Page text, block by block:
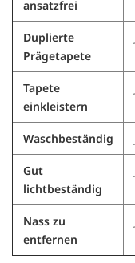
ansatzfrei
Duplierte
Prägetapete
Tapete
einkleistern
Waschbeständig
Gut
lichtbeständig
Nass zu
entfernen